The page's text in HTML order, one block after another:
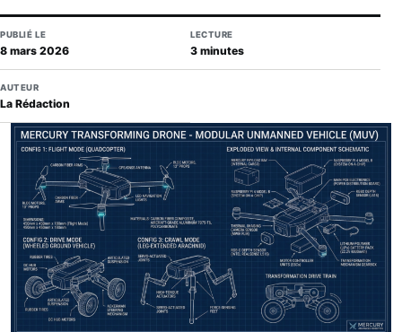
PUBLIÉ LE
8 mars 2026
LECTURE
3 minutes
AUTEUR
La Rédaction